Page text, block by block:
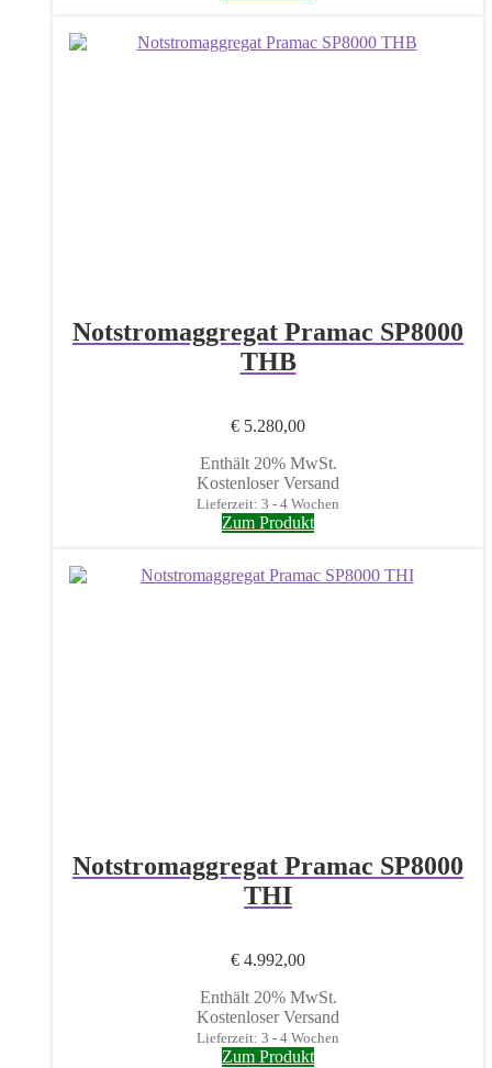
Notstromaggregat Pramac SP8000
THB
€ 5.280,00
Enthält 20% MwSt.
Kostenloser Versand
Lieferzeit: 3 - 4 Wochen
Zum Produkt
Notstromaggregat Pramac SP8000
THI
€ 4.992,00
Enthält 20% MwSt.
Kostenloser Versand
Lieferzeit: 3 - 4 Wochen
Zum Produkt